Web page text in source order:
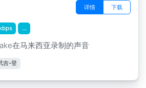
详情 下载
...
在马来西亚录制的声音
吉-登